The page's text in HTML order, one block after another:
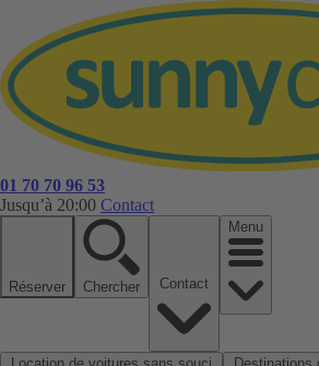
01 70 70 96 53
Jusqu’à 20:00 Contact
Réserver Chercher
Menu